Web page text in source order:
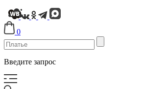
0
Введите запрос